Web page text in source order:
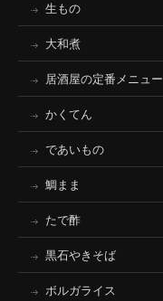
生もの
大和煮
居酒屋の定番メニュー
かくてん
であいもの
鯛まま
たで酢
黒石やきそば
ボルガライス